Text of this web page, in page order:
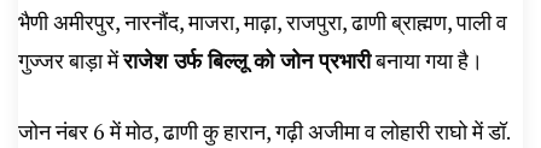
भैणी अमीरपुर, नारनौंद, माजरा, माढ़ा, राजपुरा, ढाणी ब्राह्मण, पाली व
गुज्जर बाड़ा मेंराजेश उर्फ बिल्लू को जोन प्रभारीबनाया गया है।
जोन नंबर 6 में मोठ, ढाणी कु हारान, गढ़ी अजीमा व लोहारी राघो में डॉ.